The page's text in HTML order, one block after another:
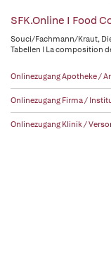
SFK.Online I Food
Souci/Fachmann/Kraut,
Tabellen I La composition
Onlinezugang Apotheke /
Onlinezugang Firma /
Onlinezugang Klinik /